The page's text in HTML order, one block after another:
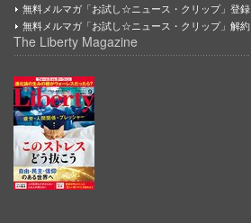
無料メルマガ「お試し☆ニュース・クリップ」登録
無料メルマガ「お試し☆ニュース・クリップ」解約
The Liberty Magazine